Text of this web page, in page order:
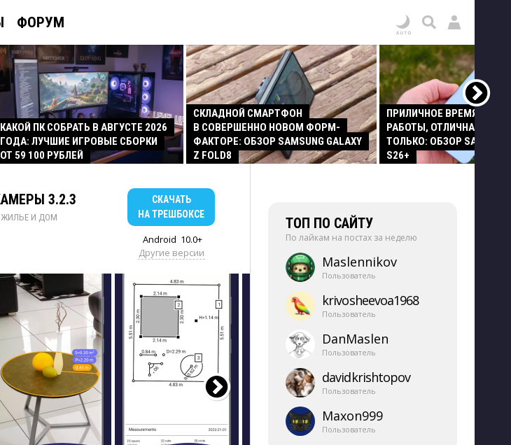
ФОРУМ
КАКОЙ ПК СОБРАТЬ В АВГУСТЕ 2026
ГОДА: ЛУЧШИЕ ИГРОВЫЕ СБОРКИ
ОТ 59 100 РУБЛЕЙ
СКЛАДНОЙ СМАРТФОН
В СОВЕРШЕННО НОВОМ ФОРМ-
ФАКТОРЕ: ОБЗОР SAMSUNG GALAXY
Z FOLD8
ПРИЛИЧНОЕ ВРЕМЯ
РАБОТЫ, ОТЛИЧНАЯ
ТОЛЬКО: ОБЗОР SAMSUNG
S26+
3.2.3
ЖИЛЬЕ И ДОМ
СКАЧАТЬ
НА ТРЕШБОКСЕ
Android 10.0+
Другие версии
ТОП ПО САЙТУ
По лайкам на постах за неделю
Maslennikov
Пользователь
krivosheevoa1968
Пользователь
DanMaslen
Пользователь
davidkrishtopov
Пользователь
Maxon999
Пользователь